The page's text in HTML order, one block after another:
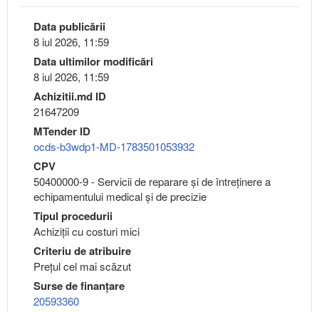
Data publicării
8 iul 2026, 11:59
Data ultimilor modificări
8 iul 2026, 11:59
Achizitii.md ID
21647209
MTender ID
ocds-b3wdp1-MD-1783501053932
CPV
50400000-9 - Servicii de reparare şi de întreţinere a
echipamentului medical şi de precizie
Tipul procedurii
Achiziții cu costuri mici
Criteriu de atribuire
Preţul cel mai scăzut
Surse de finanțare
20593360